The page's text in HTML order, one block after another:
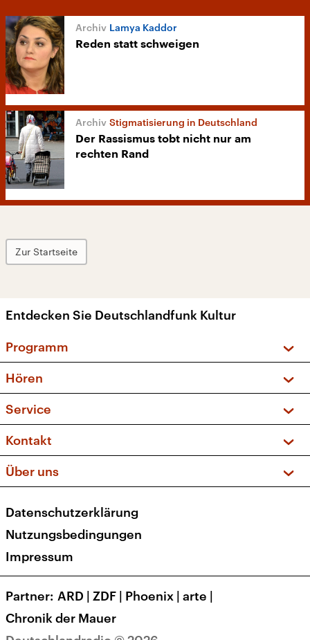
Lamya Kaddor
Reden statt schweigen
Stigmatisierung in Deutschland
Der Rassismus tobt nicht nur am
rechten Rand
Zur Startseite
Entdecken Sie Deutschlandfunk Kultur
Programm
Sendungen und Podcasts
Musikliste
Kakadu – Das Kinderprogramm
Hören
Frequenzen (UKW + DAB+)
Service
FAQ
Apps
Newsletter
Veranstaltungen
Kontakt
Social Media
Über uns
Presse
Karriere
Transparenz
Datenschutzerklärung
Nutzungsbedingungen
Impressum
Partner ARD | ZDF | Phoenix | arte |
Chronik der Mauer